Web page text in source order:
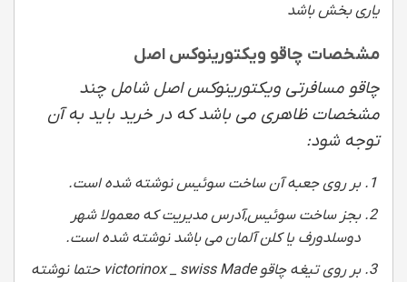
یاری بخش باشد
مشخصات چاقو ویکتورینوکس اصل
چاقو مسافرتی ویکتورینوکس اصل شامل چند
مشخصات ظاهری می باشد که در خرید باید به آن
توجه شود:
بر روی جعبه آن ساخت سوئیس نوشته شده است.
بجز ساخت سوئیس,آدرس مدیریت که معمولا شهر
دوسلدورف یا کلن آلمان می باشد نوشته شده است.
بر روی تیغه چاقو victorinox _ swiss Made حتما نوشته